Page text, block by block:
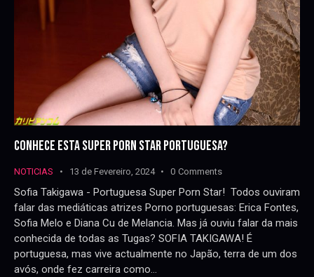
CONHECE ESTA SUPER PORN STAR PORTUGUESA?
NOTICIAS 13 de Fevereiro, 2024 0 Comments
Sofia Takigawa - Portuguesa Super Porn Star! Todos ouviram
falar das mediáticas atrizes Porno portuguesas: Erica Fontes,
Sofia Melo e Diana Cu de Melancia. Mas já ouviu falar da mais
conhecida de todas as Tugas? SOFIA TAKIGAWA! É
portuguesa, mas vive actualmente no Japão, terra de um dos
avós, onde fez carreira como…